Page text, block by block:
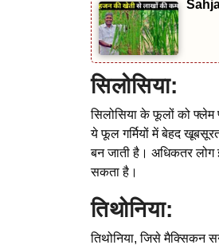
सिलोसिया:
सिलोसिया के फूलों को
ये फूल गर्मियों में बेहद
बन जाती है। अधिकतर लोग
सकता है।
तिथोनिया:
तिथोनिया, जिसे मैक्सिकन